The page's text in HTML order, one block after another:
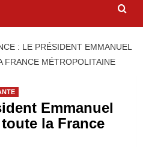
: LE PRÉSIDENT EMMANUEL
FRANCE MÉTROPOLITAINE
Emmanuel
la France